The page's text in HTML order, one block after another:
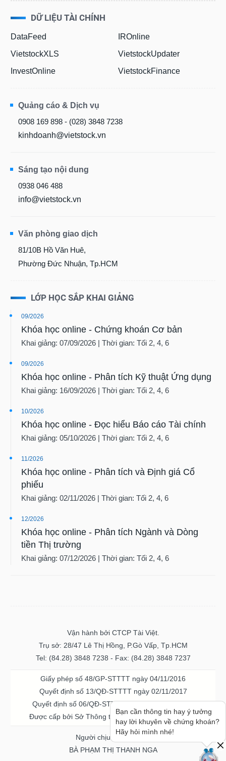
DỮ LIỆU TÀI CHÍNH
DataFeed
VietstockXLS
InvestOnline
IROnline
VietstockUpdater
VietstockFinance
Quảng cáo & Dịch vụ
0908 169 898 - (028) 3848 7238
kinhdoanh@vietstock.vn
Sáng tạo nội dung
0938 046 488
info@vietstock.vn
Văn phòng giao dịch
81/10B Hồ Văn Huê,
Phường Đức Nhuận, Tp.HCM
LỚP HỌC SẮP KHAI GIẢNG
09/2026
Khóa học online - Chứng khoán Cơ bản
Khai giảng: 07/09/2026 | Thời gian: Tối 2, 4, 6
09/2026
Khóa học online - Phân tích Kỹ thuật Ứng dụng
Khai giảng: 16/09/2026 | Thời gian: Tối 2, 4, 6
10/2026
Khóa học online - Đọc hiểu Báo cáo Tài chính
Khai giảng: 05/10/2026 | Thời gian: Tối 2, 4, 6
11/2026
Khóa học online - Phân tích và Định giá Cổ
phiếu
Khai giảng: 02/11/2026 | Thời gian: Tối 2, 4, 6
12/2026
Khóa học online - Phân tích Ngành và Dòng
tiền Thị trường
Khai giảng: 07/12/2026 | Thời gian: Tối 2, 4, 6
Vận hành bởi CTCP Tài Việt.
Trụ sở: 28/47 Lê Thị Hồng, P.Gò Vấp, Tp.HCM
Tel: (84.28) 3848 7238 - Fax: (84.28) 3848 7237
Giấy phép số 48/GP-STTTT ngày 04/11/2016
Quyết định số 13/QĐ-STTTT ngày 02/11/2017
Quyết định số 06/QĐ-STTTT-ICP ngày 20/07/2023
Được cấp bởi Sở Thông tin và Truyền thông TPHCM
Người chịu trách nhiệm
BÀ PHẠM THỊ THANH NGA
Bạn cần thông tin hay ý tưởng
hay lời khuyên về chứng khoán?
Hãy hỏi mình nhé!